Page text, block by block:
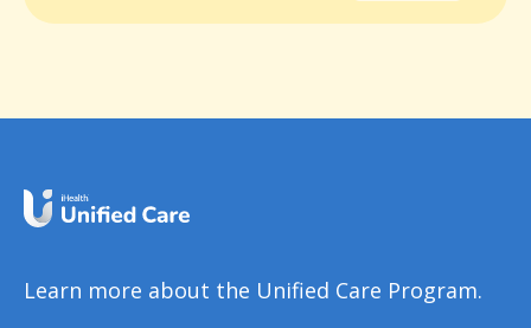
Learn more about the Unified Care Program.